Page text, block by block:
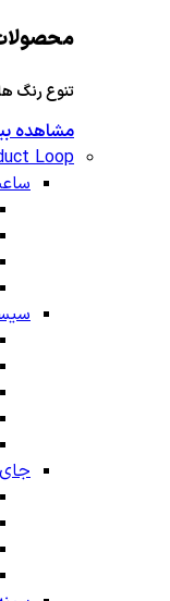
محصولات
تنوع رنگ
مشاهده
Loop